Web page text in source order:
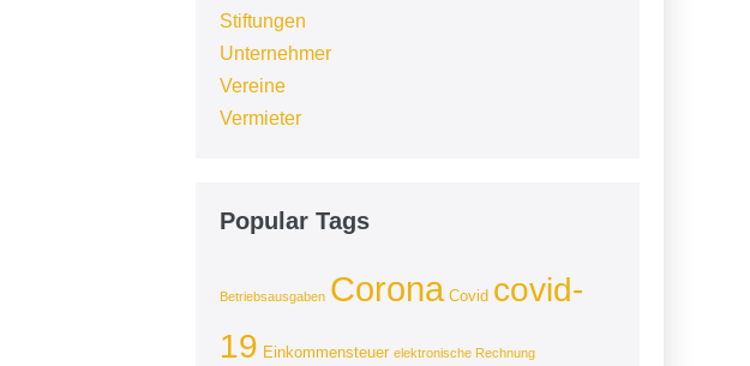
Stiftungen
Unternehmer
Vereine
Vermieter
Popular Tags
Betriebsausgaben Corona Covid covid-
19 Einkommensteuer elektronische Rechnung